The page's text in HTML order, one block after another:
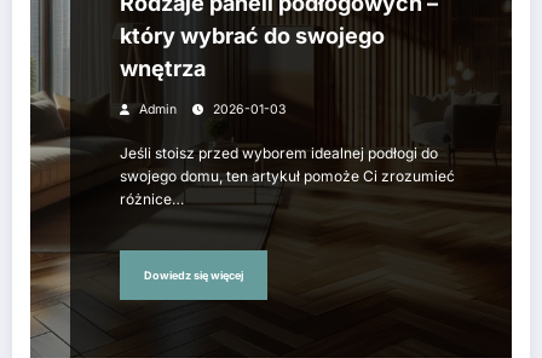
który wybrać do swojego
wnętrza
Admin 2026-01-03
Jeśli stoisz przed wyborem idealnej podłogi do
swojego domu, ten artykuł pomoże Ci zrozumieć
różnice…
Dowiedz się więcej